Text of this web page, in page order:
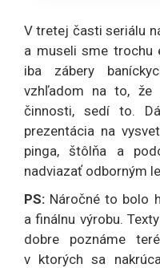
V tretej časti seriálu
a museli sme trochu
iba zábery
vzhľadom na to,
činnosti, sedí to.
prezentácia na
pinga, štôlňa a
nadviazať odborným
PS: Náročné to bolo
a finálnu výrobu.
dobre poznáme
v ktorých sa